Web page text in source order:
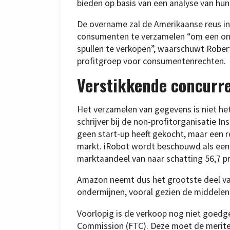
bieden op basis van een analyse van
De overname zal de Amerikaanse
consumenten te verzamelen “om een
spullen te verkopen”, waarschuwt
profitgroep voor consumentenrechten.
Verstikkende
Het verzamelen van gegevens is niet
schrijver bij de non-profitorganisatie
geen start-up heeft gekocht, maar een
markt. iRobot wordt beschouwd als
marktaandeel van naar schatting 56,7
Amazon neemt dus het grootste deel
ondermijnen, vooral gezien de
Voorlopig is de verkoop nog niet
Commission (FTC). Deze moet de